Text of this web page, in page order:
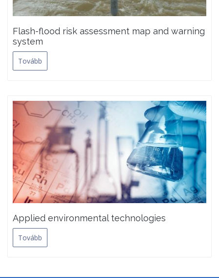
Flash-flood risk assessment map and warning
system
Tovább
Applied environmental technologies
Tovább